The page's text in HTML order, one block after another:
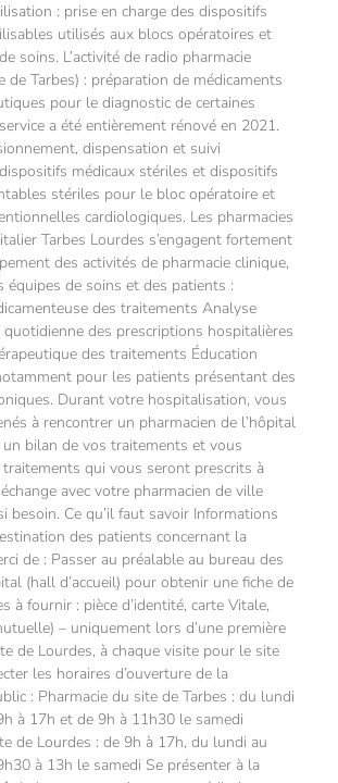
: prise en charge des dispositifs
utilisés aux blocs opératoires et
soins. L’activité de radio pharmacie
de Tarbes) : préparation de médicaments
pour le diagnostic de certaines
a été entièrement rénové en 2021.
dispensation et suivi
médicaux stériles et dispositifs
stériles pour le bloc opératoire et
cardiologiques. Les pharmacies
Tarbes Lourdes s’engagent fortement
des activités de pharmacie clinique,
équipes de soins et des patients :
des traitements Analyse
quotidienne des prescriptions hospitalières
des traitements Éducation
pour les patients présentant des
Durant votre hospitalisation, vous
à rencontrer un pharmacien de l’hôpital
bilan de vos traitements et vous
qui vous seront prescrits à
avec votre pharmacien de ville
besoin. Ce qu’il faut savoir Informations
des patients concernant la
de : Passer au préalable au bureau des
(hall d’accueil) pour obtenir une fiche de
à fournir : pièce d’identité, carte Vitale,
– uniquement lors d’une première
de Lourdes, à chaque visite pour le site
les horaires d’ouverture de la
: Pharmacie du site de Tarbes : du lundi
à 17h et de 9h à 11h30 le samedi
de Lourdes : de 9h à 17h, du lundi au
à 13h le samedi Se présenter à la